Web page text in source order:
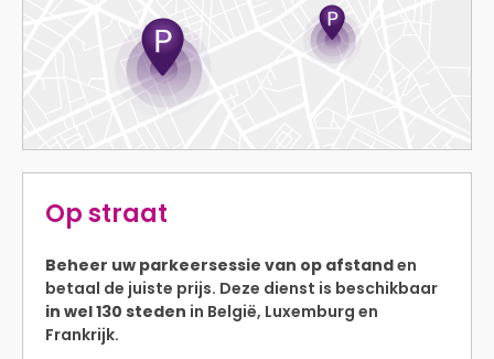
Op straat
Beheer uw parkeersessie van op afstanden
betaal de juiste prijs. Deze dienst is beschikbaar
in wel 130 steden in België, Luxemburg en
Frankrijk.